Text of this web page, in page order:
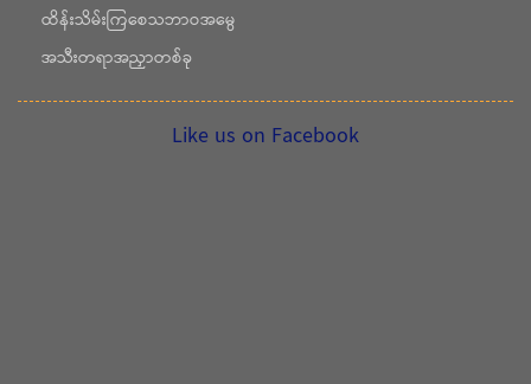
ထိန်းသိမ်းကြစေသဘာဝအမွေ
အသီးတရာအညှာတစ်ခု
Like us on Facebook